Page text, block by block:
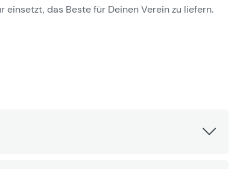
das Beste für Deinen Verein zu liefern.